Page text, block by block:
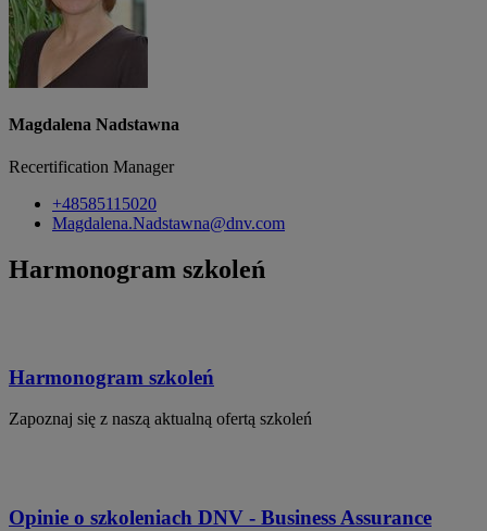
Magdalena Nadstawna
Recertification Manager
+48585115020
Magdalena.Nadstawna@dnv.com
Harmonogram szkoleń
Harmonogram szkoleń
Zapoznaj się z naszą aktualną ofertą szkoleń
Opinie o szkoleniach DNV - Business Assurance